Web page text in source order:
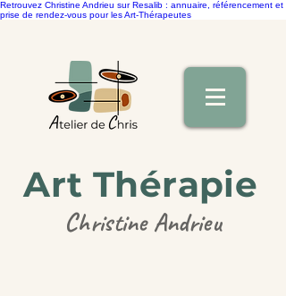
Retrouvez Christine Andrieu sur Resalib : annuaire, référencement et
prise de rendez-vous pour les Art-Thérapeutes
Christine Andrieu
Art Thérapie